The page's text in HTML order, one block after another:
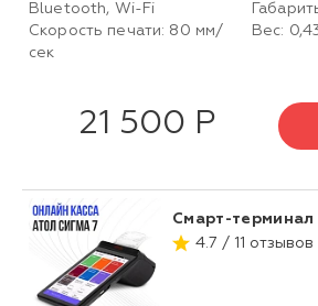
Bluetooth, Wi-Fi
Скорость печати: 80 мм/
сек
Вес:
21 500 Р
Смарт-
4.7 / 11 отзывов